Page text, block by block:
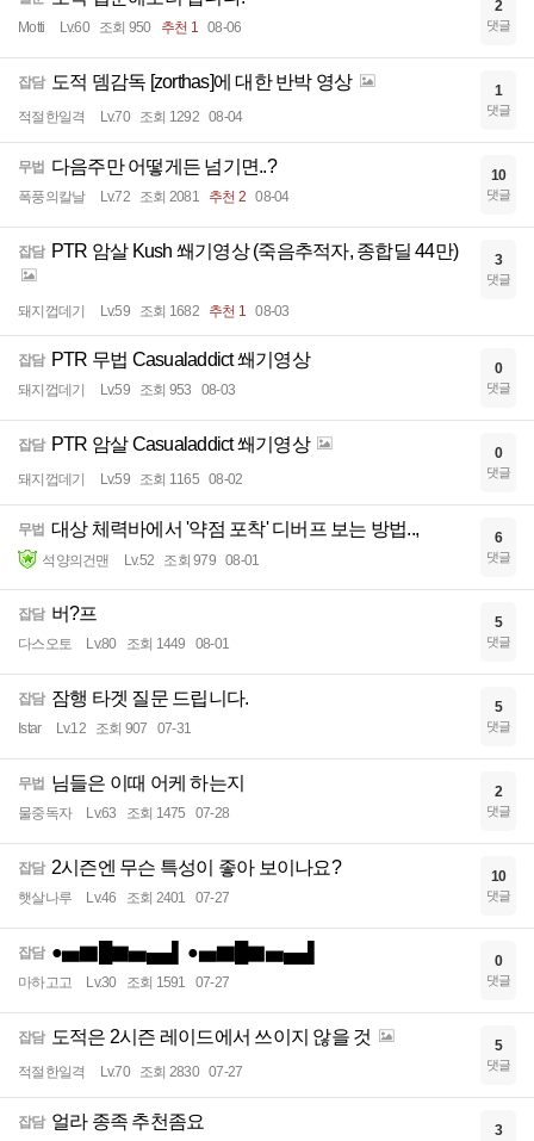
Motti Lv.60 조회 950 추천 1 08-06
2
댓글
잡담 도적 뎀감독 [zorthas]에 대한 반박 영상
적절한일격 Lv.70 조회 1292 08-04
1
댓글
무법 다음주만 어떻게든 넘기면..?
폭풍의칼날 Lv.72 조회 2081 추천 2 08-04
10
댓글
잡담 PTR 암살 Kush 쐐기영상 (죽음추적자, 종합딜 44만)
돼지껍데기 Lv.59 조회 1682 추천 1 08-03
3
댓글
잡담 PTR 무법 Casualaddict 쐐기영상
돼지껍데기 Lv.59 조회 953 08-03
0
댓글
잡담 PTR 암살 Casualaddict 쐐기영상
돼지껍데기 Lv.59 조회 1165 08-02
0
댓글
무법 대상 체력바에서 '약점 포착' 디버프 보는 방법..,
석양의건맨 Lv.52 조회 979 08-01
6
댓글
잡담 버?프
다스오토 Lv.80 조회 1449 08-01
5
댓글
잡담 잠행 타겟 질문 드립니다.
Istar Lv.12 조회 907 07-31
5
댓글
무법 님들은 이때 어케 하는지
물중독자 Lv.63 조회 1475 07-28
2
댓글
잡담 2시즌엔 무슨 특성이 좋아 보이나요?
햇살나루 Lv.46 조회 2401 07-27
10
댓글
잡담 ●▅▇█▇▅▄▄▌ ●▅▇█▇▅▄▄▌
마하고고 Lv.30 조회 1591 07-27
0
댓글
잡담 도적은 2시즌 레이드에서 쓰이지 않을 것
적절한일격 Lv.70 조회 2830 07-27
5
댓글
잡담 얼라 종족 추천좀요 3